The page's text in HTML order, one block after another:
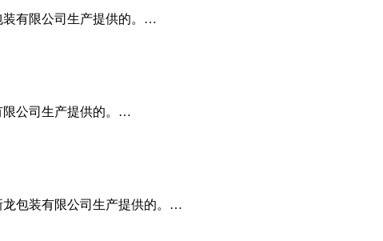
装有限公司生产提供的。…
限公司生产提供的。…
包装有限公司生产提供的。…